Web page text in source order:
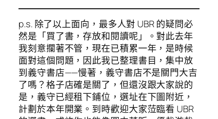
p.s. 除了以上面向，最多人對 UBR 的疑問必
然是「買了書，存放和閱讀呢」。對此去年
我刻意攔著不管，現在已積累一年，是時候
面對這個問題，因此我已整理書目，集中放
到義守書店——慢著，義守書店不是關門大吉
了嗎？格子店確是關了，但還沒跟大家說的
是，義守已經租下鋪位，選址在下圖附近，
計劃於本年開業。到時歡迎大家𦲷臨看 UBR